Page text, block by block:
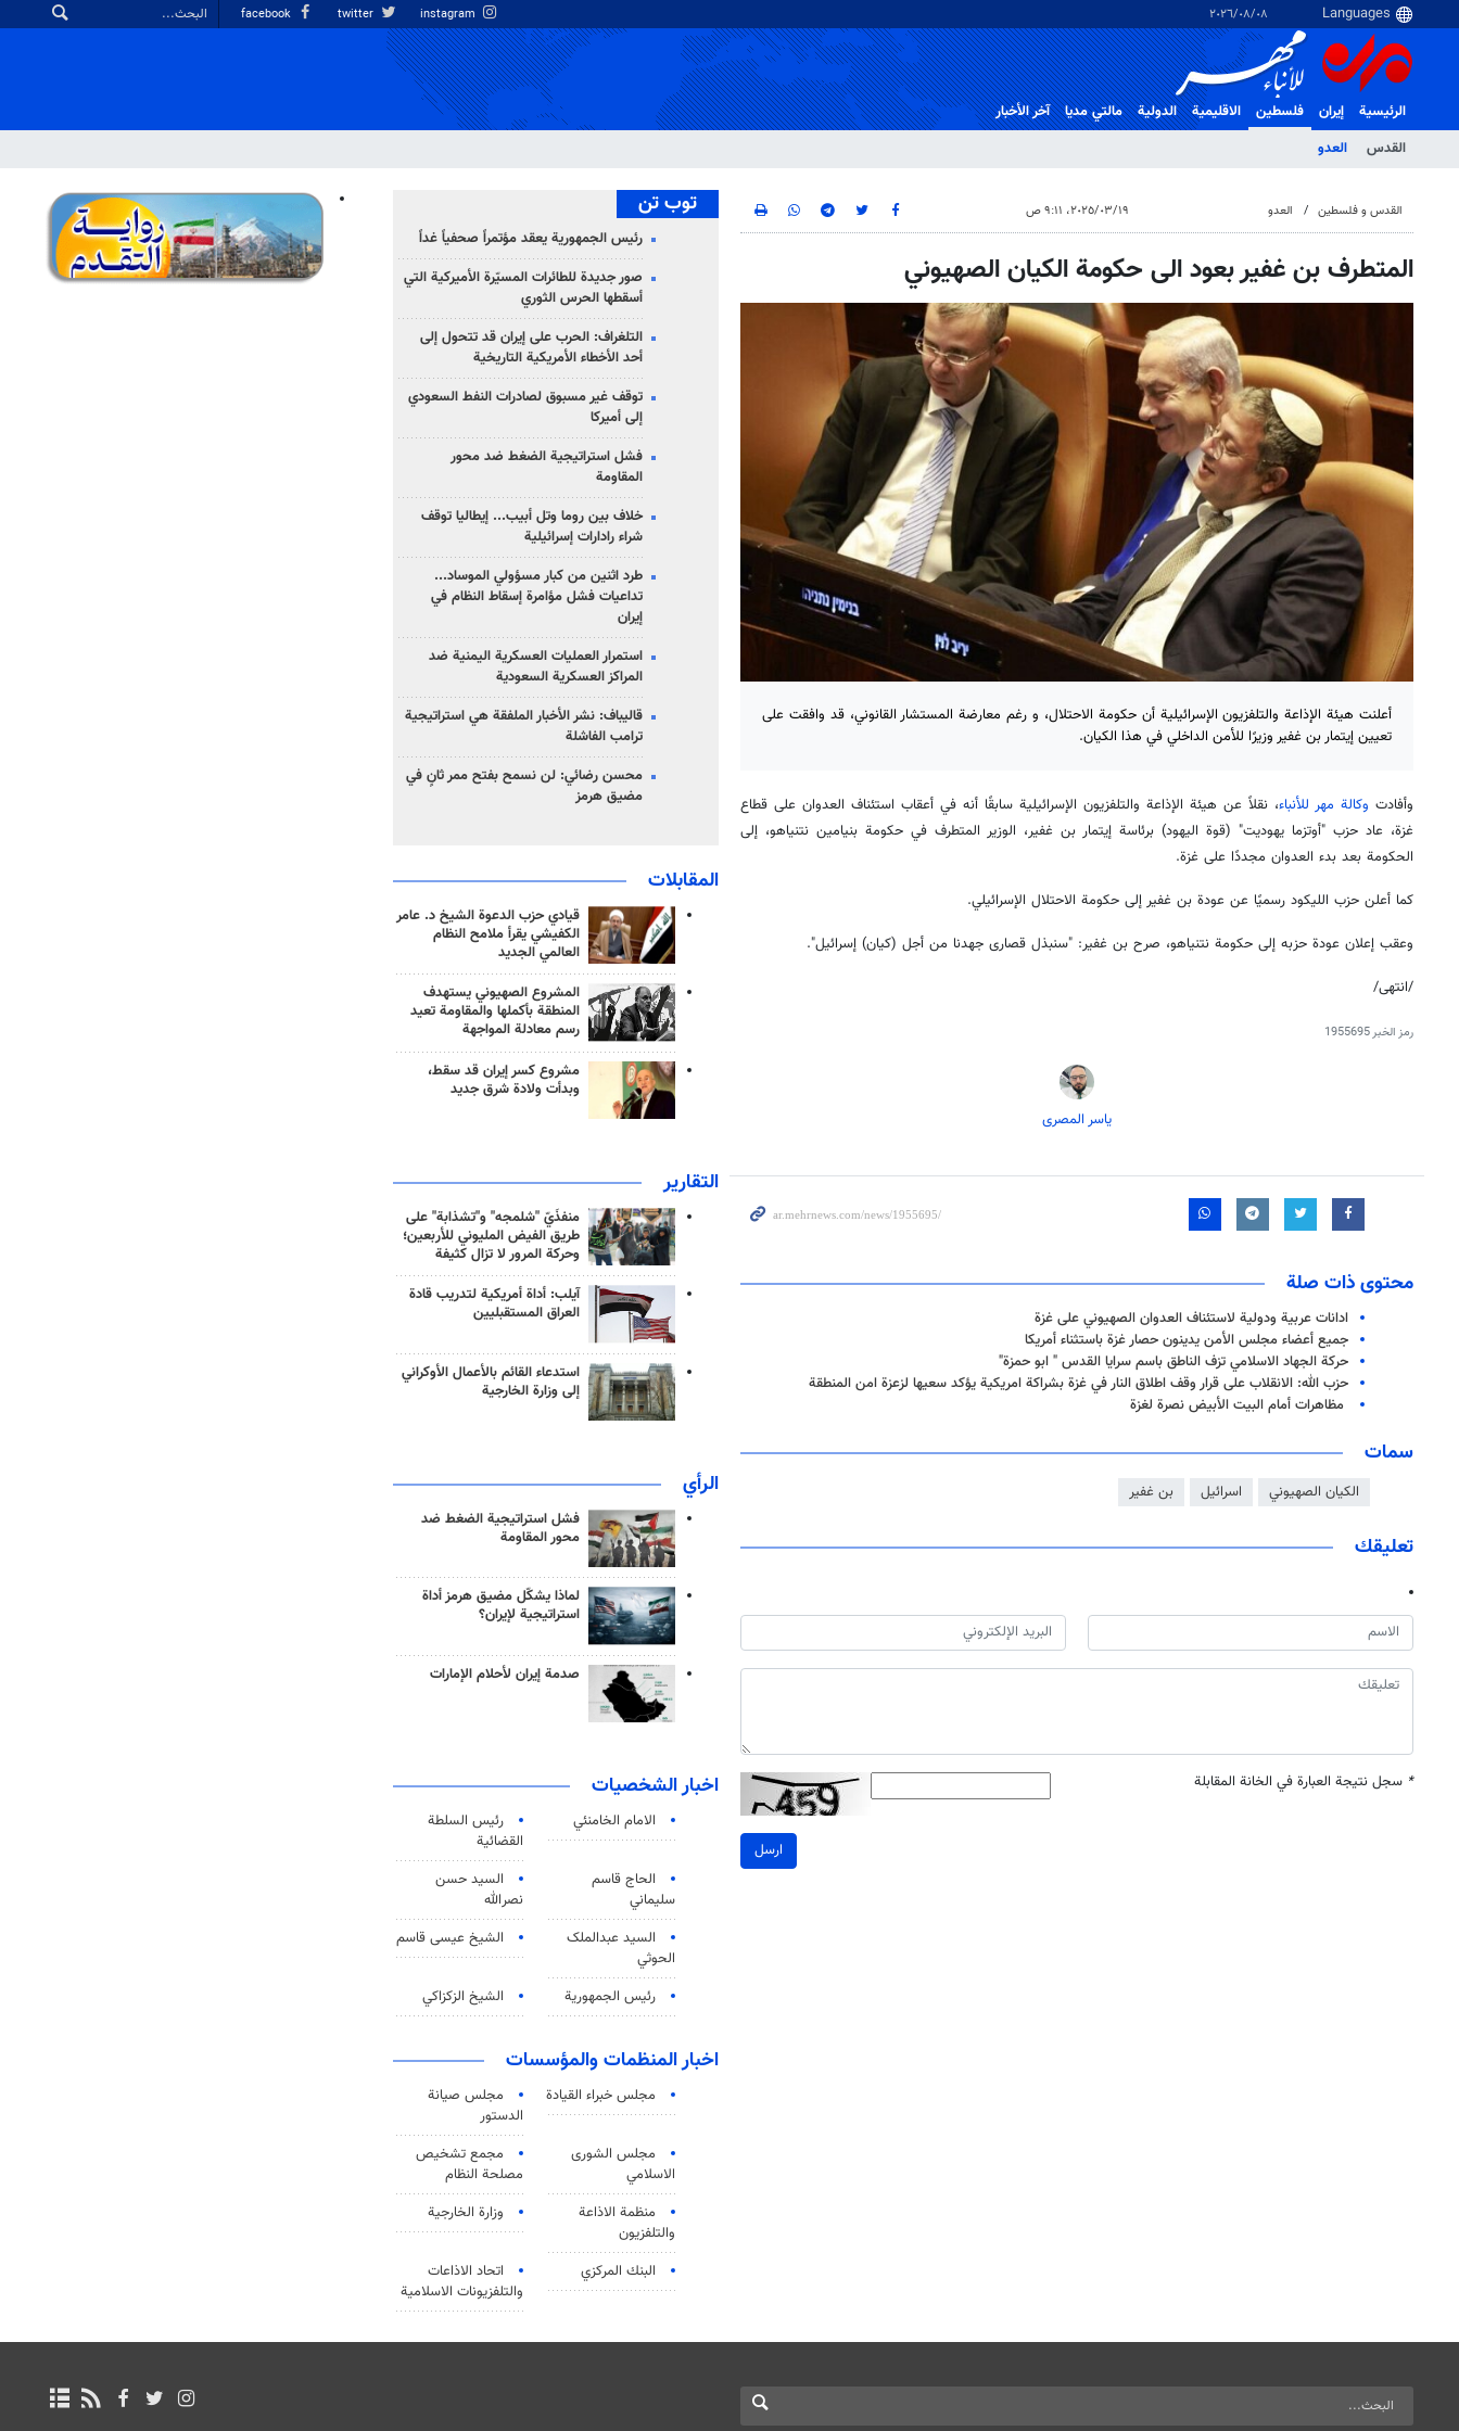
٠٨‏/٠٨‏/٢٠٢٦
الرئيسية إيران
فلسطین
القدس
العدو
الاقلیمیة الدولية مالتي مدیا آخر الأخبار
القدس و فلسطین العدو ١٩‏/٠٣‏/٢٠٢٥، ٩:١١ ص
المتطرف بن غفير بعود الى حكومة الكيان الصهيوني
أعلنت هيئة الإذاعة والتلفزيون الإسرائيلية أن حكومة الاحتلال، و رغم معارضة المستشار القانوني، قد وافقت على
تعيين إيتمار بن غفير وزيرًا للأمن الداخلي في هذا الكيان.
وأفادت وكالة مهر للأنباء، نقلاً عن هيئة الإذاعة والتلفزيون الإسرائيلية سابقًا أنه في أعقاب استئناف العدوان على قطاع
غزة، عاد حزب "أوتزما يهوديت" (قوة اليهود) برئاسة إيتمار بن غفير، الوزير المتطرف في حكومة بنيامين نتنياهو، إلى
الحكومة بعد بدء العدوان مجددًا على غزة.
كما أعلن حزب الليكود رسميًا عن عودة بن غفير إلى حكومة الاحتلال الإسرائيلي.
وعقب إعلان عودة حزبه إلى حكومة نتنياهو، صرح بن غفير: "سنبذل قصارى جهدنا من أجل (كيان) إسرائيل".
/انتهى/
رمز الخبر1955695
یاسر المصری
محتوى ذات صلة
ادانات عربية ودولية لاستئناف العدوان الصهيوني على غزة
جميع أعضاء مجلس الأمن يدينون حصار غزة باستثناء أمريكا
حركة الجهاد الاسلامي تزف الناطق باسم سرايا القدس " ابو حمزة"
حزب الله: الانقلاب على قرار وقف اطلاق النار في غزة بشراكة امريكية يؤكد سعيها لزعزة امن المنطقة
مظاهرات أمام البيت الأبيض نصرة لغزة
سمات
الكيان الصهيوني اسرائيل بن غفیر
تعليقك
* سجل نتيجة العبارة في الخانة المقابلة
ارسل
توب تن
رئيس الجمهورية يعقد مؤتمراً صحفياً غداً
صور جديدة للطائرات المسيّرة الأميركية التي
أسقطها الحرس الثوري
التلغراف: الحرب على إيران قد تتحول إلى
أحد الأخطاء الأمريكية التاريخية
توقف غير مسبوق لصادرات النفط السعودي
إلى أميركا
فشل استراتيجية الضغط ضد محور
المقاومة
خلاف بين روما وتل أبيب... إيطاليا توقف
شراء رادارات إسرائيلية
طرد اثنين من كبار مسؤولي الموساد...
تداعيات فشل مؤامرة إسقاط النظام في
إيران
استمرار العمليات العسكرية اليمنية ضد
المراكز العسكرية السعودية
قاليباف: نشر الأخبار الملفقة هي استراتيجية
ترامب الفاشلة
محسن رضائي: لن نسمح بفتح ممر ثانٍ في
مضيق هرمز
المقابلات
قيادي حزب الدعوة الشيخ د. عامر
الكفيشي يقرأ ملامح النظام
العالمي الجديد
المشروع الصهيوني يستهدف
المنطقة بأكملها والمقاومة تعيد
رسم معادلة المواجهة
مشروع كسر إيران قد سقط،
وبدأت ولادة شرق جديد
التقارير
منفذَيّ "شلمجه" و"تشذابة" على
طريق الفيض المليوني للأربعين؛
وحركة المرور لا تزال كثيفة
آيلب: أداة أمريكية لتدريب قادة
العراق المستقبليين
استدعاء القائم بالأعمال الأوكراني
إلى وزارة الخارجية
الرأي
فشل استراتيجية الضغط ضد
محور المقاومة
لماذا يشكّل مضيق هرمز أداة
استراتيجية لإيران؟
صدمة إيران لأحلام الإمارات
اخبار الشخصيات
الامام الخامنئي
رئیس السلطة
القضائیة
الحاج قاسم
سليماني
السيد حسن
نصرالله
السید عبدالملک
الحوثي
الشيخ عيسى قاسم
رئيس الجمهورية الشيخ الزكزاكي
اخبار المنظمات والمؤسسات
مجلس خبراء القيادة
مجلس صيانة
الدستور
مجلس الشورى
الاسلامي
مجمع تشخيص
مصلحة النظام
منظمة الاذاعة
والتلفزیون
وزارة الخارجية
البنك المركزي
اتحاد الاذاعات
والتلفزيونات الاسلامية